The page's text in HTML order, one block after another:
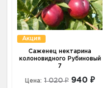
Акция
Саженец нектарина
колоновидного Рубиновый
7
Цена: 1 020 ₽ 940 ₽